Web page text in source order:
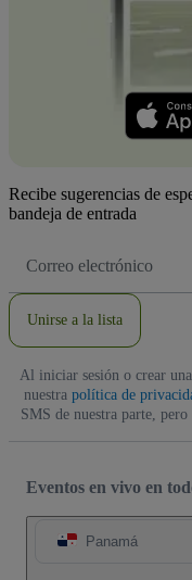
Recibe sugerencias de
bandeja de entrada
de
Unirse a la lista
Al iniciar sesión o crear
nuestra política de
SMS de nuestra parte,
Eventos en vivo en
Panamá